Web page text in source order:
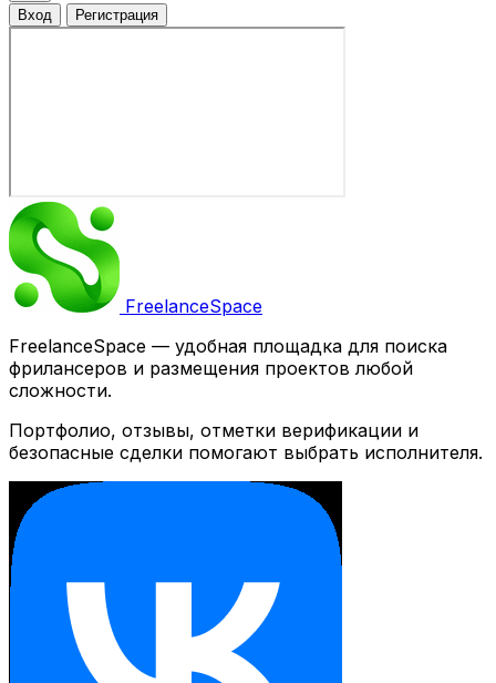
Вход Регистрация
FreelanceSpace
FreelanceSpace — удобная площадка для поиска
фрилансеров и размещения проектов любой
сложности.
Портфолио, отзывы, отметки верификации и
безопасные сделки помогают выбрать исполнителя.